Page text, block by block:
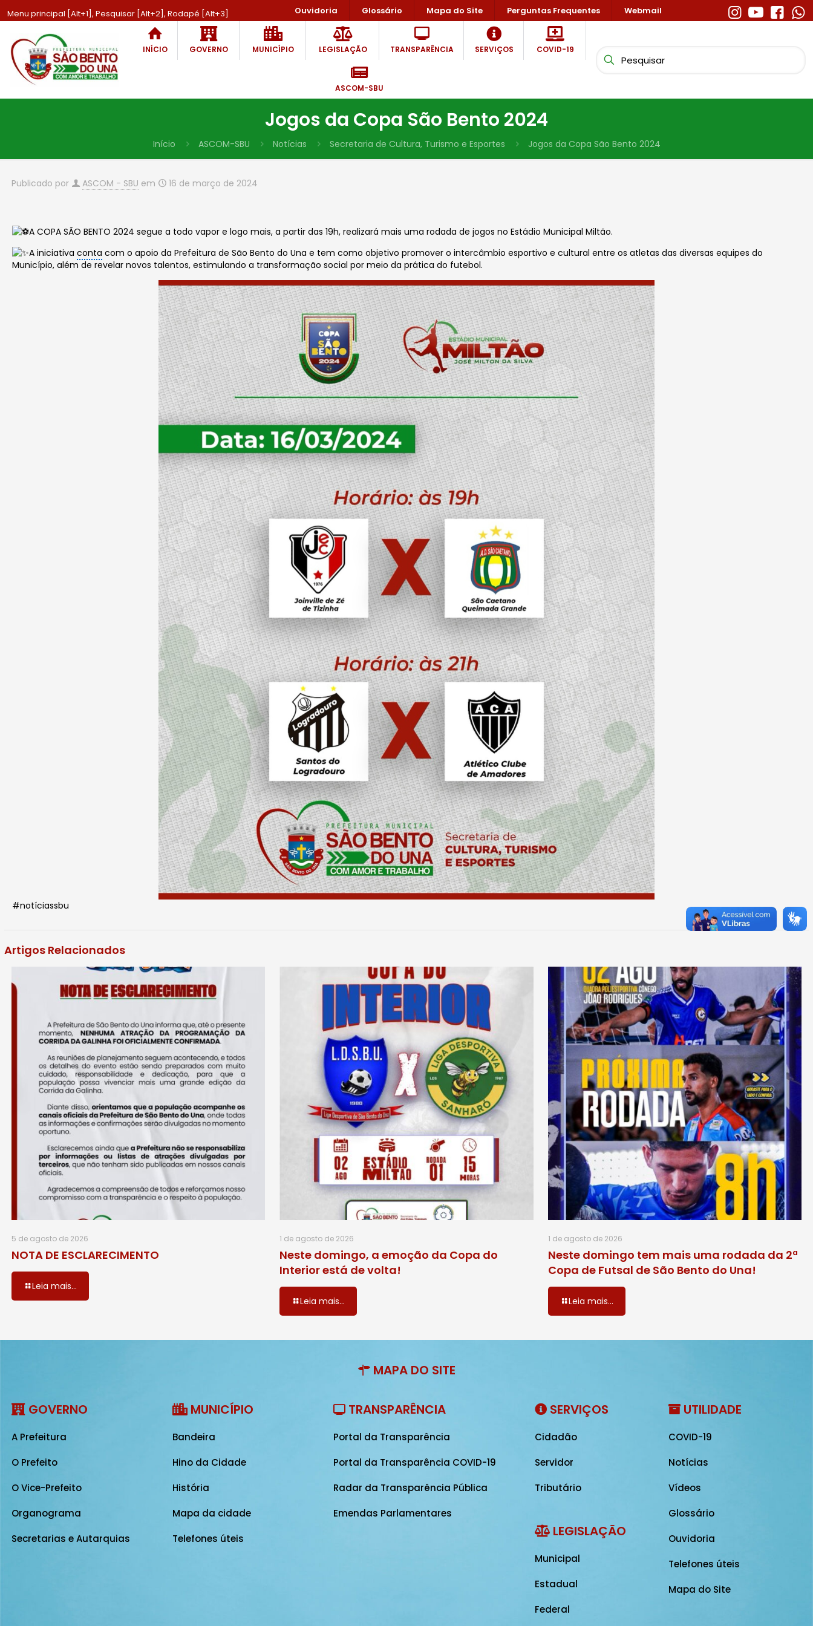
Menu principal [Alt+1], Pesquisar [Alt+2], Rodapé [Alt+3] Ouvidoria Glossário Mapa do Site Perguntas Frequentes Webmail
INÍCIO GOVERNO MUNICÍPIO LEGISLAÇÃO TRANSPARÊNCIA SERVIÇOS COVID-19
ASCOM-SBU
Jogos da Copa São Bento 2024
Início ASCOM-SBU Notícias Secretaria de Cultura, Turismo e Esportes Jogos da Copa São Bento 2024
Publicado por ASCOM - SBU em 16 de março de 2024
A COPA SÃO BENTO 2024 segue a todo vapor e logo mais, a partir das 19h, realizará mais uma rodada de jogos no Estádio Municipal Miltão.
A iniciativaconta com o apoio da Prefeitura de São Bento do Una e tem como objetivo promover o intercâmbio esportivo e cultural entre os atletas das diversas equipes do
Município, além de revelar novos talentos, estimulando a transformação social por meio da prática do futebol.
#notíciassbu
Artigos Relacionados
5 de agosto de 2026
NOTA DE ESCLARECIMENTO
Leia mais...
1 de agosto de 2026
Neste domingo, a emoção da Copa do
Interior está de volta!
Leia mais...
1 de agosto de 2026
Neste domingo tem mais uma rodada da 2ª
Copa de Futsal de São Bento do Una!
Leia mais...
MAPA DO SITE
GOVERNO
A Prefeitura
O Prefeito
O Vice-Prefeito
Organograma
Secretarias e Autarquias
MUNICÍPIO
Bandeira
Hino da Cidade
História
Mapa da cidade
Telefones úteis
TRANSPARÊNCIA
Portal da Transparência
Portal da Transparência COVID-19
Radar da Transparência Pública
Emendas Parlamentares
SERVIÇOS
Cidadão
Servidor
Tributário
LEGISLAÇÃO
Municipal
Estadual
Federal
UTILIDADE
COVID-19
Notícias
Vídeos
Glossário
Ouvidoria
Telefones úteis
Mapa do Site